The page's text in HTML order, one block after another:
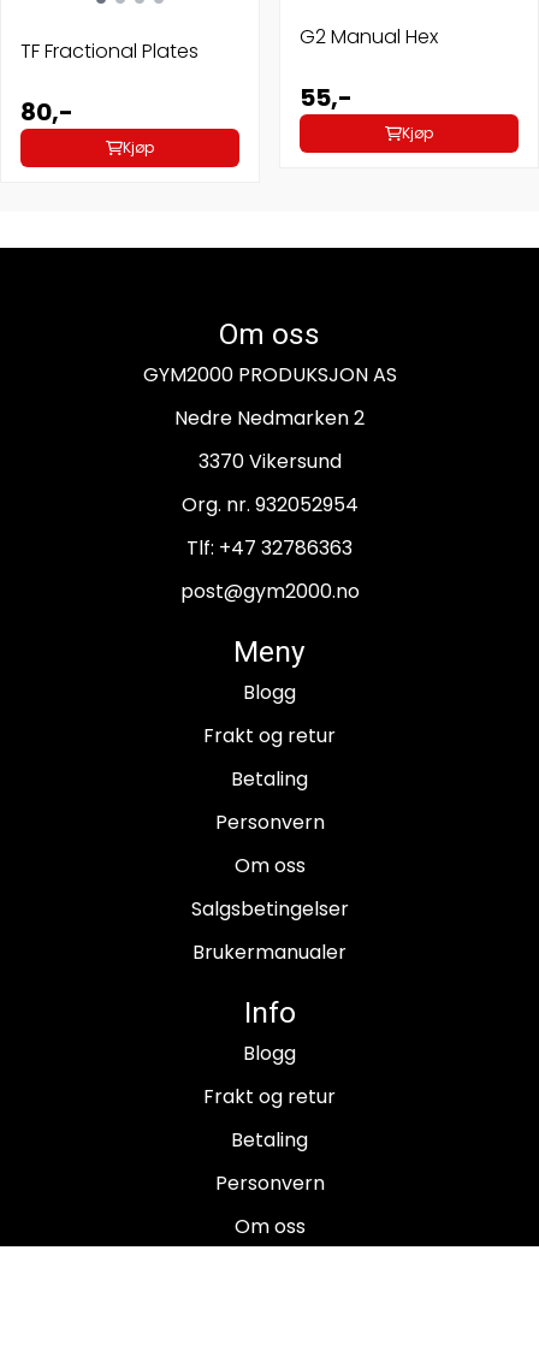
TF Fractional Plates
80,-
Kjøp
G2 Manual Hex
55,-
Kjøp
Om oss
GYM2000 PRODUKSJON AS
Nedre Nedmarken 2
3370 Vikersund
Org. nr. 932052954
Tlf: +47 32786363
post@gym2000.no
Meny
Blogg
Frakt og retur
Betaling
Personvern
Om oss
Salgsbetingelser
Brukermanualer
Info
Blogg
Frakt og retur
Betaling
Personvern
Om oss